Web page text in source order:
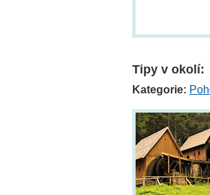
Tipy v okolí:
Kategorie: